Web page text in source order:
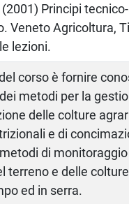
(2001) Principi
Veneto Agricoltura,
lezioni.
corso è fornire
metodi per la
delle colture
e di
di
terreno e delle
ed in serra.